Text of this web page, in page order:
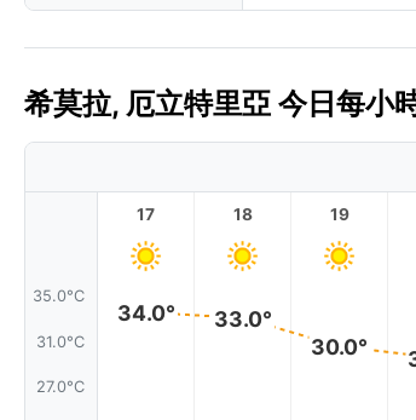
希莫拉, 厄立特里亞 今日每
35.0°C
31.0°C
27.0°C
17
34.0°
18
33.0°
19
30.0°